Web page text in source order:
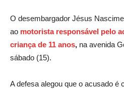
O desembargador Jésus
ao motorista responsável pelo
criança de 11 anos, na avenida
sábado (15).
A defesa alegou que o acusado é